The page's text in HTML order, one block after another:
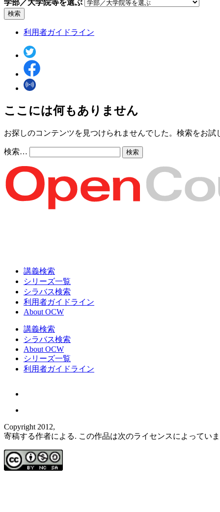
学部／大学院等を選ぶ
検索
利用者ガイドライン
ここには何もありません
お探しのコンテンツを見つけられませんでした。検索をお試
検索…
講義検索
シリーズ一覧
シラバス検索
利用者ガイドライン
About OCW
講義検索
シラバス検索
About OCW
シリーズ一覧
利用者ガイドライン
Copyright 2012,
寄稿する作者による. この作品は次のライセンスによってい